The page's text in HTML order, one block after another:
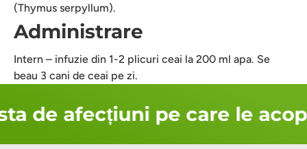
(Thymus serpyllum).
Administrare
Intern – infuzie din 1-2 plicuri ceai la 200 ml apa. Se
beau 3 cani de ceai pe zi.
de afecțiuni pe care le